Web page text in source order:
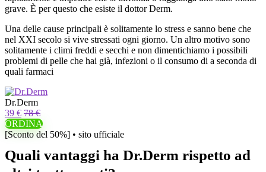
grave. È per questo che esiste il dottor Derm.
Una delle cause principali è solitamente lo stress e sanno bene che
nel XXI secolo si vive stressati ogni giorno. Un altro motivo sono
solitamente i climi freddi e secchi e non dimentichiamo i possibili
problemi di pelle che hai già, infezioni o il consumo di a seconda di
quali farmaci
Dr.Derm
39 € 78 €
ORDINA
[Sconto del 50%] • sito ufficiale
Quali vantaggi ha Dr.Derm rispetto ad